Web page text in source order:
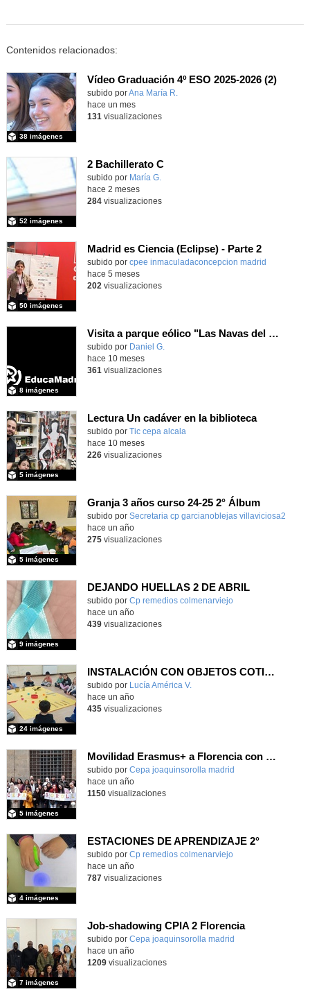
Contenidos relacionados:
Vídeo Graduación 4º ESO 2025-2026 (2)
subido porAna María R.
38 imágenes
hace un mes
131 visualizaciones
2 Bachillerato C
Contenido educativo.
subido por María G.
52 imágenes
hace 2 meses
284visualizaciones
Madrid es Ciencia (Eclipse) - Parte 2
subido por cpee inmaculadaconcepcion madrid
50 imágenes
hace 5 meses
202 visualizaciones
Visita a parque eólico "Las Navas del Marqués"
Contenido educativo.
subido por Daniel G.
8 imágenes
hace 10 meses
361 visualizaciones
Lectura Un cadáver en la biblioteca
subido por Tic cepa alcala
5 imágenes
hace 10 meses
226visualizaciones
Granja 3 años curso 24-25 2° Álbum
Contenido educativo.
subido por Secretaria cp garcianoblejas villaviciosa2
5 imágenes
hace un año
275visualizaciones
DEJANDO HUELLAS 2 DE ABRIL
Contenido educativo.
subido por Cp remedios colmenarviejo
9 imágenes
-
hace un año
439visualizaciones
INSTALACIÓN CON OBJETOS COTIDIANOS 2
Contenido educativo.
subido por Lucía América V.
24 imágenes
hace un año
435visualizaciones
Movilidad Erasmus+ a Florencia con un grupo de alumnos adultos
subido por Cepa joaquinsorolla madrid
5 imágenes
hace un año
1150visualizaciones
ESTACIONES DE APRENDIZAJE 2°
Contenido educativo.
subido por Cp remedios colmenarviejo
4 imágenes
-
hace un año
787visualizaciones
Job-shadowing CPIA 2 Florencia
subido por Cepa joaquinsorolla madrid
7 imágenes
hace un año
1209visualizaciones